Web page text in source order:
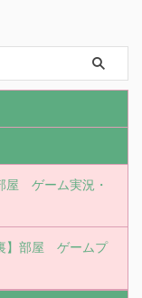
屋 ゲーム実況・
】部屋 ゲームプ